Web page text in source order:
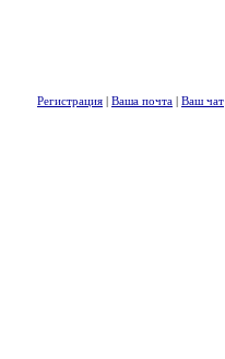
Регистрация | Ваша почта | Ваш чат